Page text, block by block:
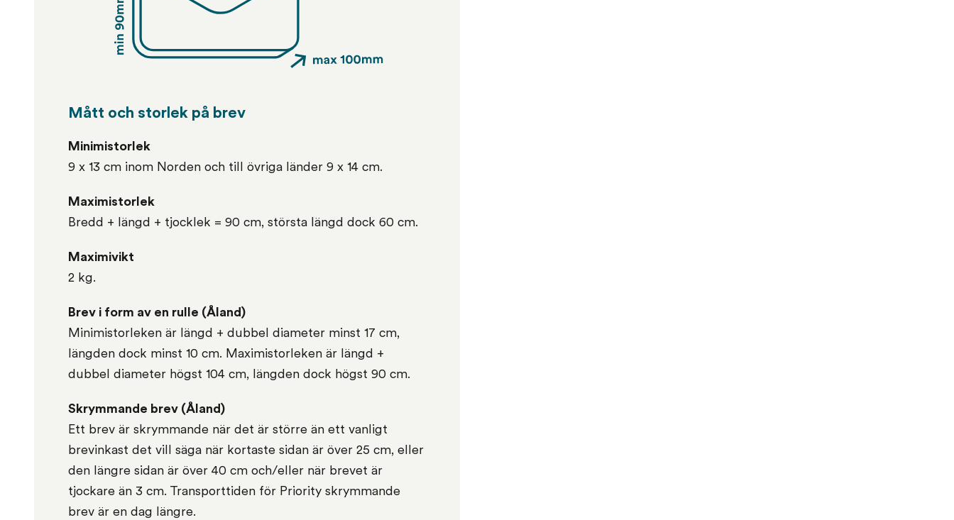
Mått och storlek på brev
Minimistorlek
9 x 13 cm inom Norden och till övriga länder 9 x 14 cm.
Maximistorlek
Bredd + längd + tjocklek = 90 cm, största längd dock 60 cm.
Maximivikt
2 kg.
Brev i form av en rulle (Åland)
Minimistorleken är längd + dubbel diameter minst 17 cm,
längden dock minst 10 cm. Maximistorleken är längd +
dubbel diameter högst 104 cm, längden dock högst 90 cm.
Skrymmande brev (Åland)
Ett brev är skrymmande när det är större än ett vanligt
brevinkast det vill säga när kortaste sidan är över 25 cm, eller
den längre sidan är över 40 cm och/eller när brevet är
tjockare än 3 cm. Transporttiden för Priority skrymmande
brev är en dag längre.